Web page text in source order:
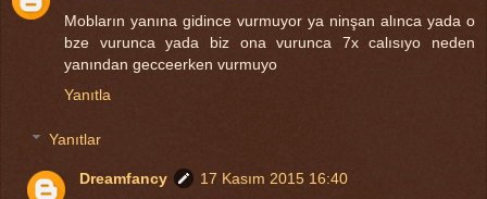
Mobların yanına gidince vurmuyor ya ninşan alınca yada o
bze vurunca yada biz ona vurunca 7x calısıyo neden
yanından gecceerken vurmuyo
Yanıtla
Yanıtlar
Dreamfancy
17 Kasım 2015 16:40